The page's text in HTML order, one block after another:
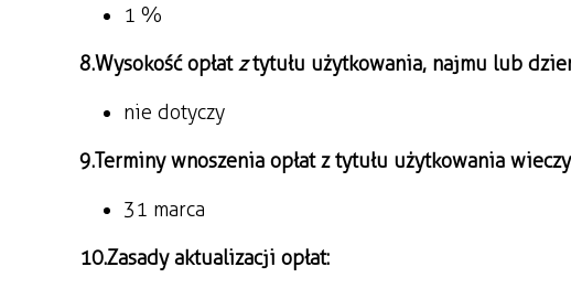
1 %
8. Wysokość opłatztytułu użytkowania, najmu lub
nie dotyczy
9. Terminy wnoszenia opłat z tytułu użytkowania
31 marca
10. Zasady aktualizacji opłat: